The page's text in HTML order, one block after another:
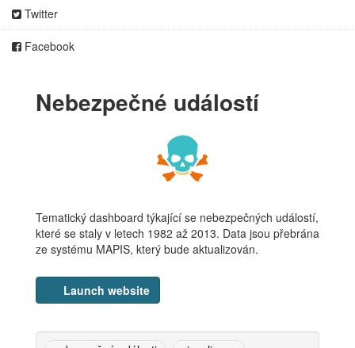
Twitter
Facebook
Nebezpečné událostí
Tematický dashboard týkající se nebezpečných událostí,
které se staly v letech 1982 až 2013. Data jsou přebrána
ze systému MAPIS, který bude aktualizován.
Launch website